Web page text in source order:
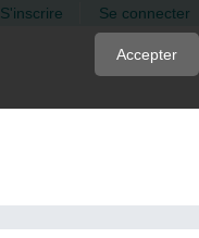
S'inscrire Se connecter
Accepter